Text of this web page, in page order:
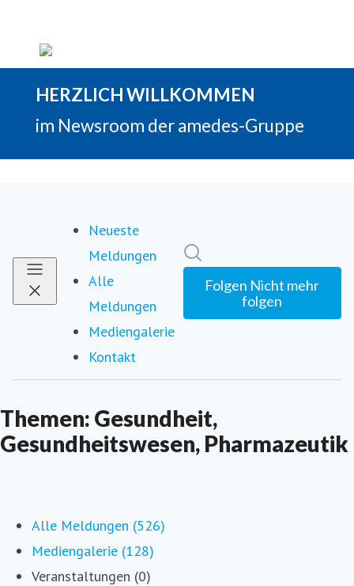
Neueste
Meldungen
Alle
Meldungen
Mediengalerie
Kontakt
Folgen Nicht mehr
folgen
Themen: Gesundheit,
Gesundheitswesen, Pharmazeutik
Alle Meldungen (526)
Mediengalerie (128)
Veranstaltungen (0)